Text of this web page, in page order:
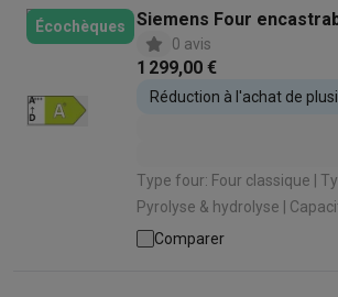
Écochèques Siemens Four
0 avis
1 299,00 €
Réduction à l'achat de
Type four: Four classique | Type de nettoyage:
Pyrolyse & hydrolyse | Capacité du four: 71 L |
Classe énergétique: A+ | Type de cuisson: Air
Comparer